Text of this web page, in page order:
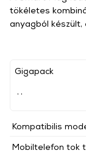
Gigapack
Kompatibilis
Mobiltelefon tok
tökéletes
anyagból